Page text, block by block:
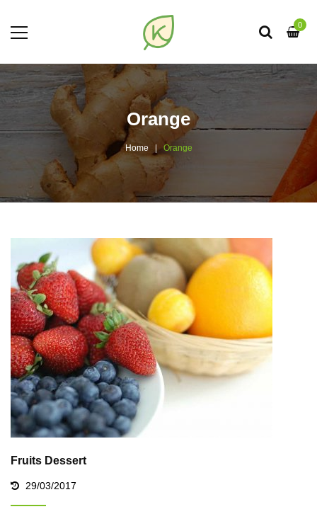
0
Orange
Home Orange
Fruits Dessert
29/03/2017